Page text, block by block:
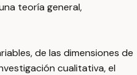
teoría general,
de las dimensiones de
cualitativa, el